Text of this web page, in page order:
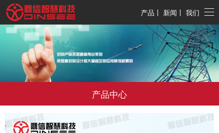
产品 丨 新闻 丨 我们
产品中心